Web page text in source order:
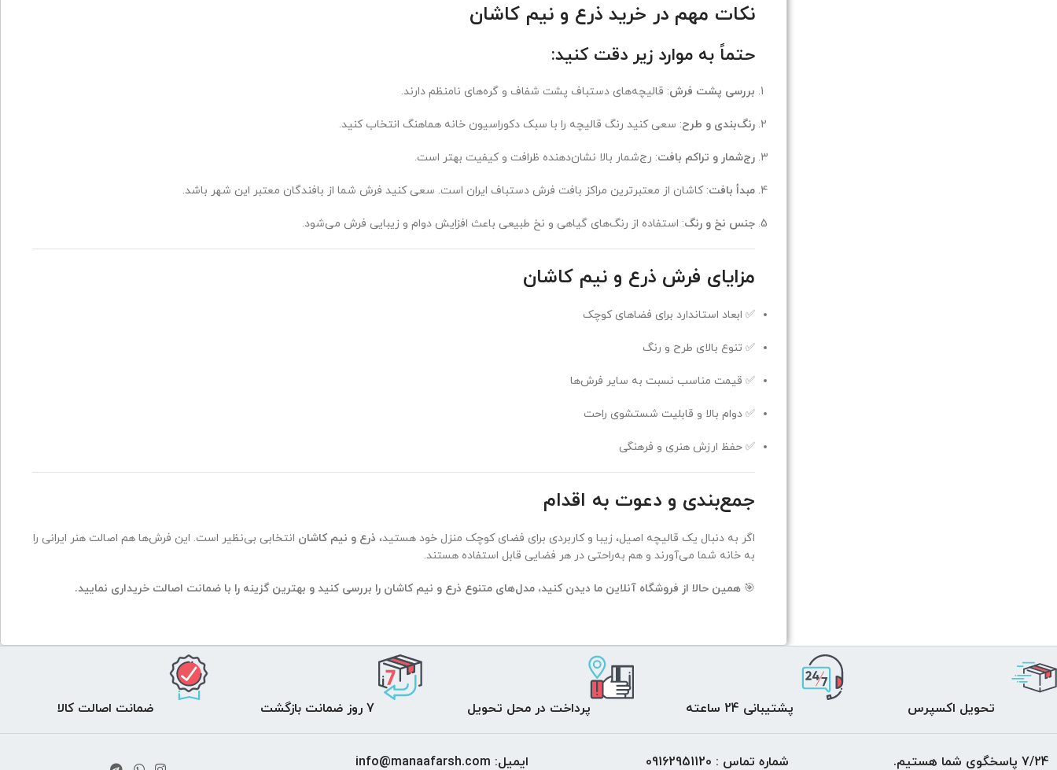
نکات مهم در خرید ذرع و نیم کاشان
حتماً به موارد زیر دقت کنید:
بررسی پشت فرش: قالیچه‌های دستباف پشت شفاف و گره‌های نامنظم دارند.
رنگ‌بندی و طرح: سعی کنید رنگ قالیچه را با سبک دکوراسیون خانه هماهنگ انتخاب کنید.
رج‌شمار و تراکم بافت: رج‌شمار بالا نشان‌دهنده ظرافت و کیفیت بهتر است.
مبدأ بافت: کاشان از معتبرترین مراکز بافت فرش دستباف ایران است. سعی کنید فرش شما از بافندگان معتبر این شهر باشد.
جنس نخ و رنگ: استفاده از رنگ‌های گیاهی و نخ طبیعی باعث افزایش دوام و زیبایی فرش می‌شود.
مزایای فرش ذرع و نیم کاشان
✅ ابعاد استاندارد برای فضاهای کوچک
✅ تنوع بالای طرح و رنگ
✅ قیمت مناسب نسبت به سایر فرش‌ها
✅ دوام بالا و قابلیت شستشوی راحت
✅ حفظ ارزش هنری و فرهنگی
جمع‌بندی و دعوت به اقدام
اگر به دنبال یک قالیچه اصیل، زیبا و کاربردی برای فضای کوچک منزل خود هستید، ذرع و نیم کاشان انتخابی بی‌نظیر است. این فرش‌ها هم اصالت هنر ایرانی را
به خانه شما می‌آورند و هم به‌راحتی در هر فضایی قابل استفاده هستند.
🎯همین حالا از فروشگاه آنلاین ما دیدن کنید، مدل‌های متنوع ذرع و نیم کاشان را بررسی کنید و بهترین گزینه را با ضمانت اصالت خریداری نمایید.
تحویل اکسپرس پشتیبانی 24 ساعته پرداخت در محل تحویل 7 روز ضمانت بازگشت ضمانت اصالت کالا
7/24 پاسخگوی شما هستیم. شماره تماس : 09162951120 ایمیل: info@manaafarsh.com